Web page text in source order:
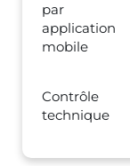
par
application
mobile
Contrôle
technique